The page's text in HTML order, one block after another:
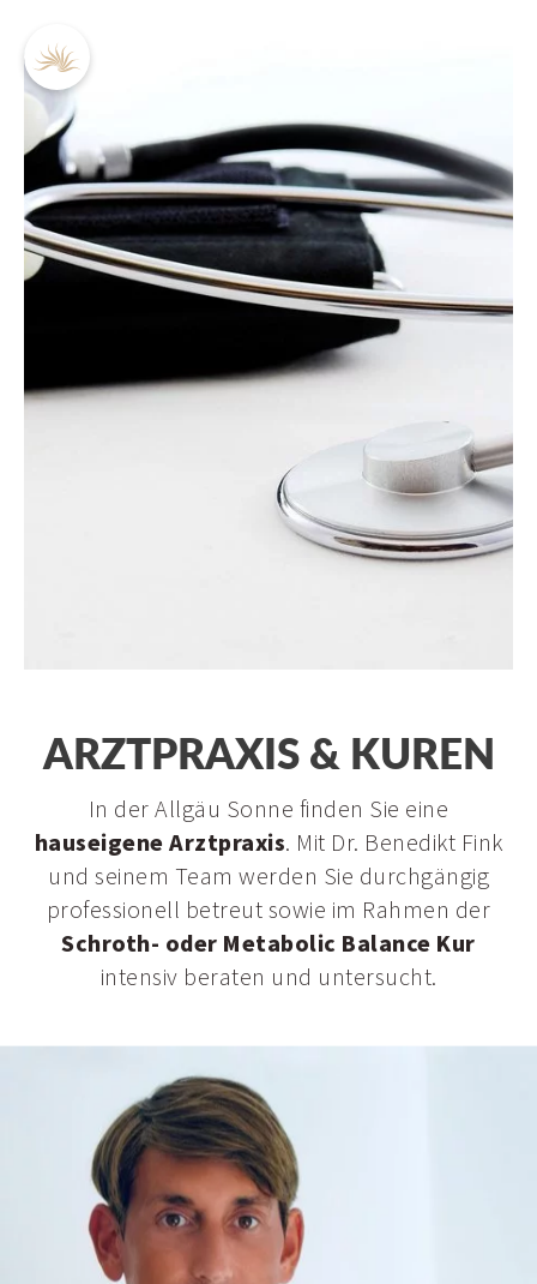
DEEN
Longevity
ARZTPRAXIS & KUREN
In der Allgäu Sonne finden Sie eine
hauseigene Arztpraxis. Mit Dr. Benedikt Fink
und seinem Team werden Sie durchgängig
professionell betreut sowie im Rahmen der
Schroth- oder Metabolic Balance Kur
intensiv beraten und untersucht.